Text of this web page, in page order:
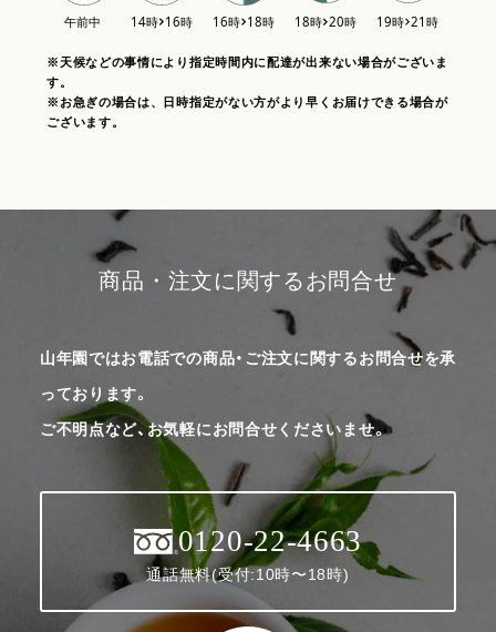
※天候などの事情により指定時間内に配達が出来ない場合がございま
す。
※お急ぎの場合は、日時指定がない方がより早くお届けできる場合が
ございます。
商品・注文に関するお問合せ
山年園ではお電話での商品・ご注文に関するお問合せを承
っております。
ご不明点など、お気軽にお問合せくださいませ。
0120-22-4663
通話無料(受付:10時〜18時)